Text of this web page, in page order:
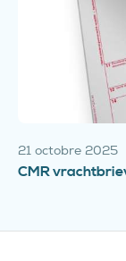
21 octobre 2025
CMR